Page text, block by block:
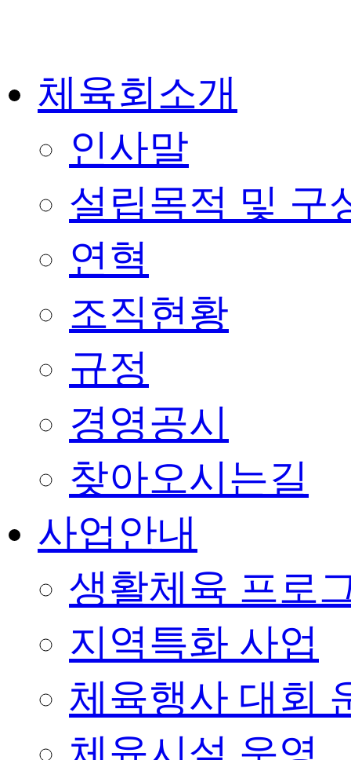
체육회소개
인사말
설립목적 및 구
연혁
조직현황
규정
경영공시
찾아오시는길
사업안내
생활체육 프로
지역특화 사업
체육행사 대회